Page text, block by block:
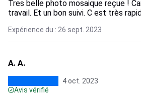
Tres belle photo mosaique reçue !
travail. Et un bon suivi. C est très
Expérience du : 26 sept. 2023
A. A.
4 oct. 2023
Avis vérifié